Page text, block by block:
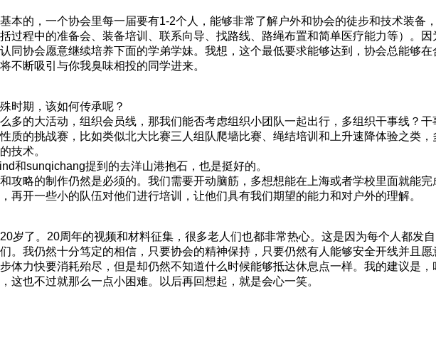
本的，一个协会里每一届要有1-2个人，能够非常了解户外和协会的徒步和技术装备
过程中的准备会、装备培训、联系向导、找路线、路绳布置和简单医疗能力等）。
同协会愿意继续培养下面的学弟学妹。我想，这个最低要求能够达到，协会总能够
不断吸引与你我臭味相投的同学进来。
时期，该如何传承呢？
多的大活动，组织会员线，那我们能否考虑组织小团队一起出行，多组织干事线？
质的挑战赛，比如类似北大比赛三人组队爬墙比赛、绳结培训和上升速降体验之类
技术。
和sunqichang提到的去洋山港抱石，也是挺好的。
攻略的制作仍然是必须的。我们需要开动脑筋，多想想能在上海或者学校里面就能
再开一些小的队伍对他们进行培训，让他们具有我们期望的能力和对户外的理解。
岁了。20周年的视频和材料征集，很多老人们也都非常热心。这是因为每个人都发
。我仍然十分笃定的相信，只要协会的精神保持，只要仍然有人能够安全开线并且
体力快要消耗殆尽，但是却仍然不知道什么时候能够抵达休息点一样。我的建议是
这也不过就那么一点小困难。以后再回想起，就是会心一笑。